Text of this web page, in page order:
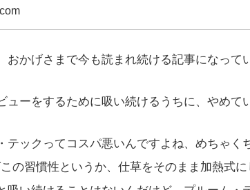
ごたえや使い勝手といった詳細までを記事
おかげさまで今も読まれ続ける記事になって
ューをするために吸い続けるうちに、やめて
テックってコスパ悪いんですよね、めちゃく
の習慣性というか、仕草をそのまま加熱式